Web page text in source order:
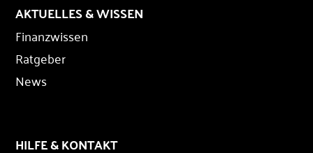
AKTUELLES & WISSEN
Finanzwissen
Ratgeber
News
HILFE & KONTAKT